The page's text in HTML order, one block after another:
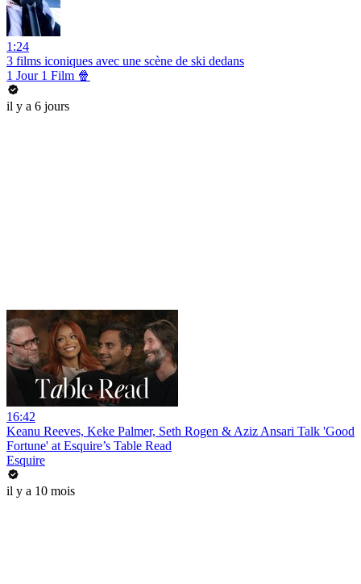
1:24
3 films iconiques avec une scène de ski dedans
1 Jour 1 Film 🍿
il y a 6 jours
16:42
Keanu Reeves, Keke Palmer, Seth Rogen & Aziz Ansari Talk 'Good
Fortune' at Esquire’s Table Read
Esquire
il y a 10 mois